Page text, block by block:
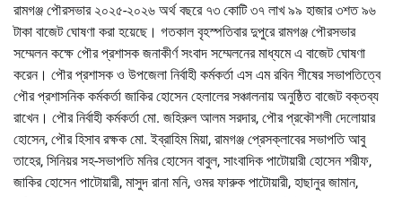
রামগঞ্জ পৌরসভার ২০২৫-২০২৬ অর্থ বছরে ৭৩ কোটি ৩৭ লাখ ৯৯ হাজার ৩শত ৯৬
টাকা বাজেট ঘোষণা করা হয়েছে। গতকাল বৃহস্পতিবার দুপুরে রামগঞ্জ পৌরসভার
সম্মেলন কক্ষে পৌর প্রশাসক জনাকীর্ণ সংবাদ সম্মেলনের মাধ্যমে এ বাজেট ঘোষণা
করেন। পৌর প্রশাসক ও উপজেলা নির্বাহী কর্মকর্তা এস এম রবিন শীষের সভাপতিত্বে
পৌর প্রশাসনিক কর্মকর্তা জাকির হোসেন হেলালের সঞ্চালনায় অনুষ্ঠিত বাজেট বক্তব্য
রাখেন। পৌর নির্বাহী কর্মকর্তা মো. জহিরুল আলম সরদার, পৌর প্রকৌশলী দেলোয়ার
হোসেন, পৌর হিসাব রক্ষক মো. ইব্রাহিম মিয়া, রামগঞ্জ প্রেসক্লাবের সভাপতি আবু
তাহের, সিনিয়র সহ-সভাপতি মনির হোসেন বাবুল, সাংবাদিক পাটোয়ারী হোসেন শরীফ,
জাকির হোসেন পাটোয়ারী, মাসুদ রানা মনি, ওমর ফারুক পাটোয়ারী, হাছানুর জামান,